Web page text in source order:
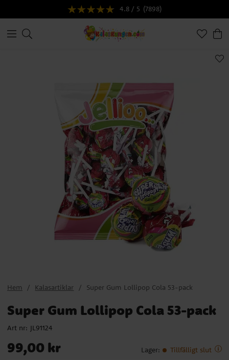
4.8 / 5 (7898)
Hem Kalasartiklar Super Gum Lollipop Cola 53-pack
Super Gum Lollipop Cola 53-pack
Art nr: JL91124
Pris: 99,00 kr
99,00 kr Lager: Tillfälligt slut